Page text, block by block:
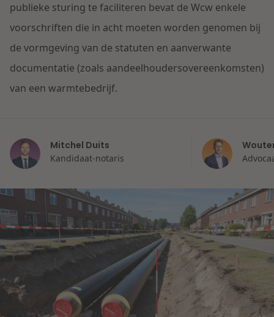
Energie
Zorg & Sociaal domein
Overheid & Omgeving
Aanbesteding & Mededinging
Aansprakelijkheid & Verzekering
Litigation
Onderwijs
Dichtbij de kansen en uitdagingen in de
woningbouw
Dichtbij de wendbare onderneming
Lees meer
Nederlands
publieke sturing te faciliteren bevat de Wcw enkele
voorschriften die in acht moeten worden genomen bij
de vormgeving van de statuten en aanverwante
documentatie (zoals aandeelhoudersovereenkomsten)
van een warmtebedrijf.
Mitchel Duits
Kandidaat-notaris